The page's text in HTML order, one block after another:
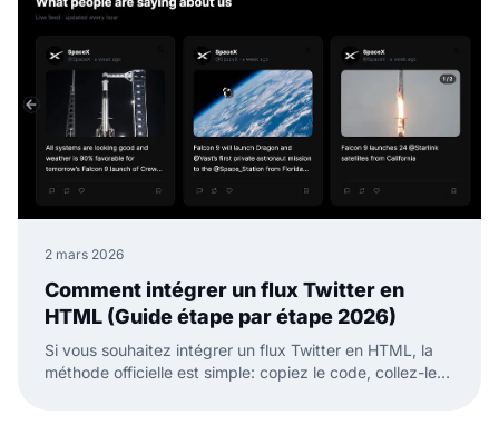
2 mars 2026
Comment intégrer un flux Twitter en
HTML (Guide étape par étape 2026)
Si vous souhaitez intégrer un flux Twitter en HTML, la
méthode officielle est simple: copiez le code, collez-le